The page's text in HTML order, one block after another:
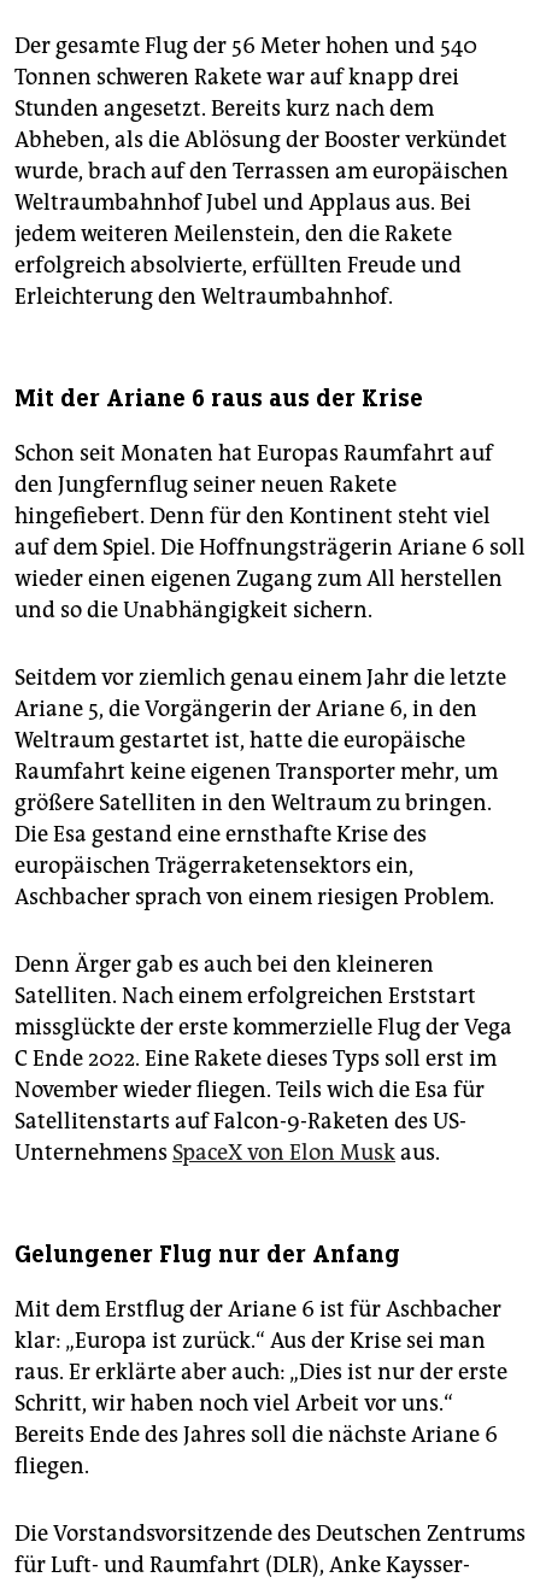
Der gesamte Flug der 56 Meter hohen und 540
Tonnen schweren Rakete war auf knapp drei
Stunden angesetzt. Bereits kurz nach dem
Abheben, als die Ablösung der Booster verkündet
wurde, brach auf den Terrassen am europäischen
Weltraumbahnhof Jubel und Applaus aus. Bei
jedem weiteren Meilenstein, den die Rakete
erfolgreich absolvierte, erfüllten Freude und
Erleichterung den Weltraumbahnhof.
Mit der Ariane 6 raus aus der Krise
Schon seit Monaten hat Europas Raumfahrt auf
den Jungfernflug seiner neuen Rakete
hingefiebert. Denn für den Kontinent steht viel
auf dem Spiel. Die Hoffnungsträgerin Ariane 6 soll
wieder einen eigenen Zugang zum All herstellen
und so die Unabhängigkeit sichern.
Seitdem vor ziemlich genau einem Jahr die letzte
Ariane 5, die Vorgängerin der Ariane 6, in den
Weltraum gestartet ist, hatte die europäische
Raumfahrt keine eigenen Transporter mehr, um
größere Satelliten in den Weltraum zu bringen.
Die Esa gestand eine ernsthafte Krise des
europäischen Trägerraketensektors ein,
Aschbacher sprach von einem riesigen Problem.
Denn Ärger gab es auch bei den kleineren
Satelliten. Nach einem erfolgreichen Erststart
missglückte der erste kommerzielle Flug der Vega
C Ende 2022. Eine Rakete dieses Typs soll erst im
November wieder fliegen. Teils wich die Esa für
Satellitenstarts auf Falcon-9-Raketen des US-
Unternehmens SpaceX von Elon Muskaus.
Gelungener Flug nur der Anfang
Mit dem Erstflug der Ariane 6 ist für Aschbacher
klar: „Europa ist zurück.“ Aus der Krise sei man
raus. Er erklärte aber auch: „Dies ist nur der erste
Schritt, wir haben noch viel Arbeit vor uns.“
Bereits Ende des Jahres soll die nächste Ariane 6
fliegen.
Die Vorstandsvorsitzende des Deutschen Zentrums
für Luft- und Raumfahrt (DLR), Anke Kaysser-